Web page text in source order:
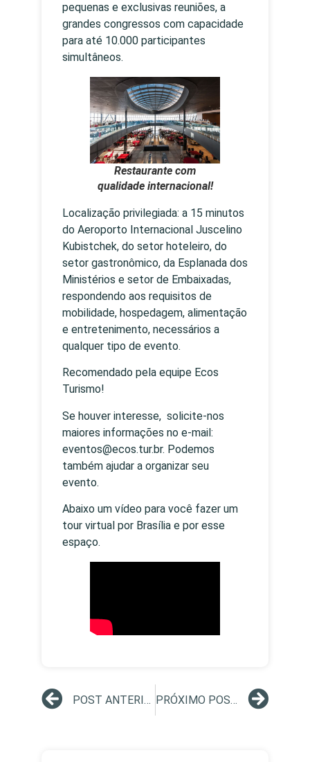
pequenas e exclusivas reuniões, a
grandes congressos com capacidade
para até 10.000 participantes
simultâneos.
Restaurante com
qualidade internacional!
Localização privilegiada: a 15 minutos
do Aeroporto Internacional Juscelino
Kubistchek, do setor hoteleiro, do
setor gastronômico, da Esplanada dos
Ministérios e setor de Embaixadas,
respondendo aos requisitos de
mobilidade, hospedagem, alimentação
e entretenimento, necessários a
qualquer tipo de evento.
Recomendado pela equipe Ecos
Turismo!
Se houver interesse, solicite-nos
maiores informações no e-mail:
eventos@ecos.tur.br. Podemos
também ajudar a organizar seu
evento.
Abaixo um vídeo para você fazer um
tour virtual por Brasília e por esse
espaço.
POST ANTERIOR PRÓXIMO POST